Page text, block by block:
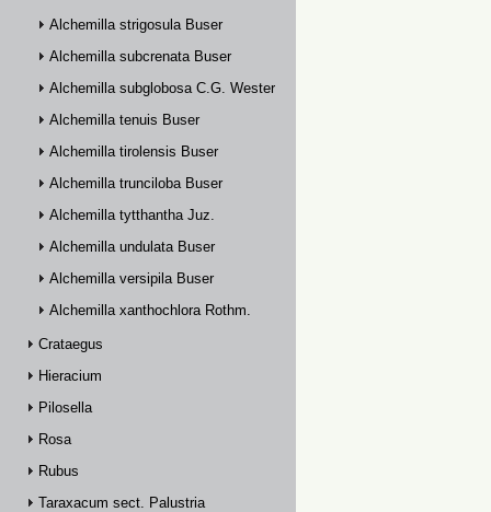
Alchemilla strigosula Buser
Alchemilla subcrenata Buser
Alchemilla subglobosa C.G. Westerlund
Alchemilla tenuis Buser
Alchemilla tirolensis Buser
Alchemilla trunciloba Buser
Alchemilla tytthantha Juz.
Alchemilla undulata Buser
Alchemilla versipila Buser
Alchemilla xanthochlora Rothm.
Crataegus
Hieracium
Pilosella
Rosa
Rubus
Taraxacum sect. Palustria